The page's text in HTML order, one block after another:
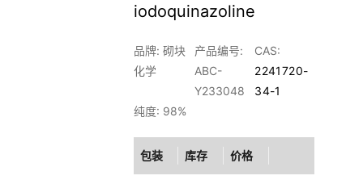
iodoquinazoline
品牌: 砌块
化学
产品编号:
ABC-
Y233048
CAS:
2241720-
34-1
纯度: 98%
包装 库存 价格